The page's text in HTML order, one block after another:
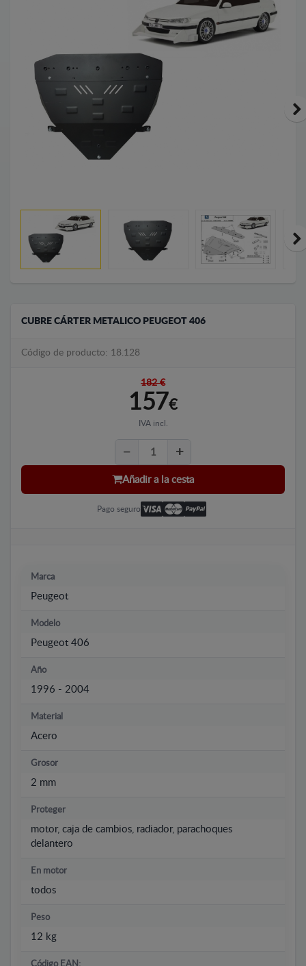
CUBRE CÁRTER METALICO PEUGEOT 406
Código de producto: 18.128
182 €
157€
IVA incl.
Añadir a la cesta
Pago seguro
Marca
Peugeot
Modelo
Peugeot 406
Año
1996 - 2004
Material
Acero
Grosor
2 mm
Proteger
motor, caja de cambios, radiador, parachoques
delantero
En motor
todos
Peso
12 kg